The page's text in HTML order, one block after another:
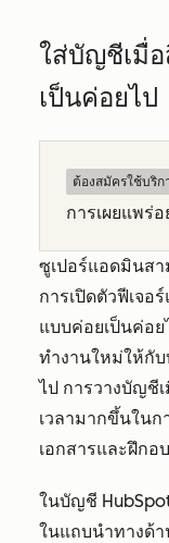
ใส่บัญชีเมื่
เป็นค่อยไป
ต้องสมัครใช้บริก
การเผยแพร่
ซูเปอร์แอดมินส
การเปิดตัวฟีเจอ
แบบค่อยเป็นค่อ
ทำงานใหม่ให้กั
ไป การวางบัญชี
เวลามากขึ้นในก
เอกสารและฝึกอ
ในบัญชี
ในแถบนำทางด้